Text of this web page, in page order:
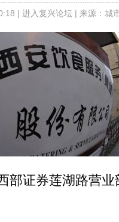
| 进入复兴论坛| 来源：城
证券莲湖路营业